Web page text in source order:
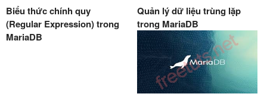
Biểu thức chính quy
(Regular Expression) trong
MariaDB
Quản lý dữ liệu trùng lặp
trong MariaDB